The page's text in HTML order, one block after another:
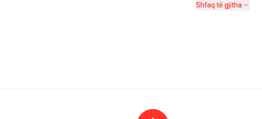
Shfaq të gjitha